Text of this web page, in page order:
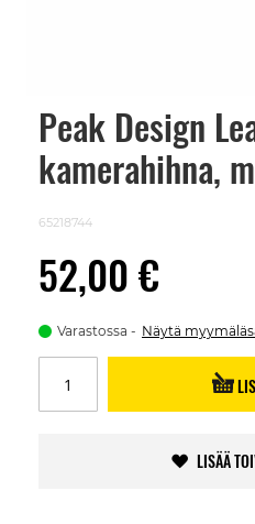
Peak Design
kamerahihna,
65218744
52,00 €
Varastossa Näytä
LISÄÄ
Skip
beginning
images